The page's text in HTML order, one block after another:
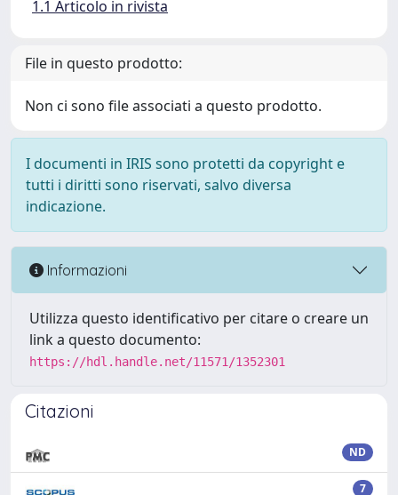
1.1 Articolo in rivista
File in questo prodotto:
Non ci sono file associati a questo prodotto.
I documenti in IRIS sono protetti da copyright e
tutti i diritti sono riservati, salvo diversa
indicazione.
Informazioni
Utilizza questo identificativo per citare o creare un
link a questo documento:
https://hdl.handle.net/11571/1352301
Citazioni
ND
7